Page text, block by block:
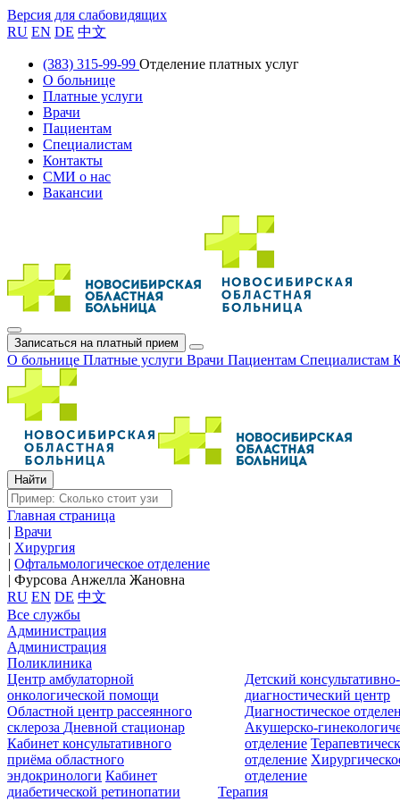
Версия для слабовидящих
RU EN DE 中文
(383) 315-99-99 Отделение платных услуг
О больнице
Платные услуги
Врачи
Пациентам
Специалистам
Контакты
СМИ о нас
Вакансии
Записаться на платный прием
О больнице Платные услуги Врачи Пациентам Специалистам
Главная страница
| Врачи
| Хирургия
| Офтальмологическое отделение
| Фурсова Анжелла Жановна
RU EN DE 中文
Все службы
Администрация
Администрация
Поликлиника
Центр амбулаторной
онкологической помощи
Областной центр рассеянного
склероза Дневной стационар
Кабинет консультативного
приёма областного
эндокринологи Кабинет
диабетической ретинопатии
Детский консультативно-
диагностический центр
Диагностическое
Акушерско-
отделение
отделение
отделение
Терапия